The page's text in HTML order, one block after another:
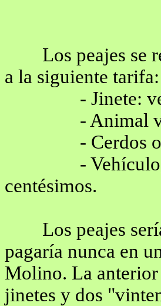
Los peajes se
a la siguiente tarifa:
- Jinete:
- Animal
- Cerdos
-
centésimos.
Los peajes
pagaría nunca en
Molino. La anterior
jinetes y dos